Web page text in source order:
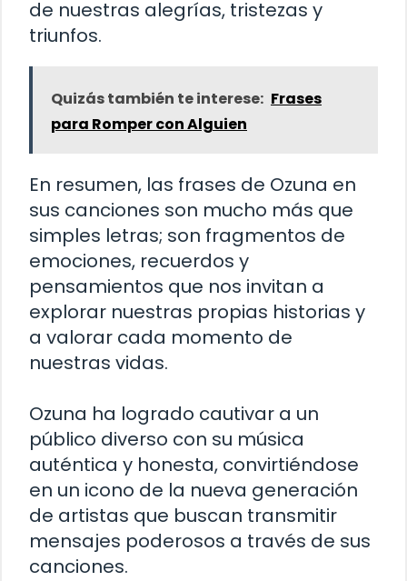
de nuestras alegrías, tristezas y
triunfos.
Quizás también te interese: Frases
para Romper con Alguien
En resumen, las frases de Ozuna en
sus canciones son mucho más que
simples letras; son fragmentos de
emociones, recuerdos y
pensamientos que nos invitan a
explorar nuestras propias historias y
a valorar cada momento de
nuestras vidas.
Ozuna ha logrado cautivar a un
público diverso con su música
auténtica y honesta, convirtiéndose
en un icono de la nueva generación
de artistas que buscan transmitir
mensajes poderosos a través de sus
canciones.